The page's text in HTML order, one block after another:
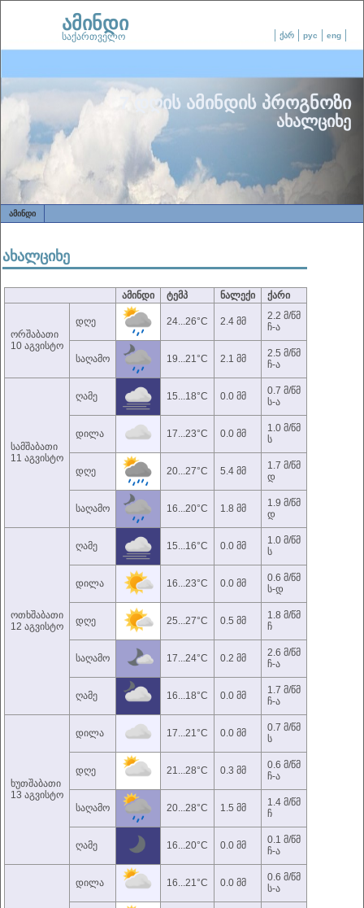
ქარ рус eng
ამინდი
საქართველო
7 დღის ამინდის პროგნოზი
ახალციხე
ᲐᲛᲘᲜᲓᲘ
ახალციხე
ამინდი ტემპ ნალექი ქარი
ორშაბათი
10 აგვისტო
დღე 24...26°C 2.4 მმ
2.2 მ/წმ
ჩ-ა
საღამო 19...21°C 2.1 მმ
2.5 მ/წმ
ჩ-ა
სამშაბათი
11 აგვისტო
ღამე 15...18°C 0.0 მმ
0.7 მ/წმ
ს-ა
დილა 17...23°C 0.0 მმ
1.0 მ/წმ
ს
დღე 20...27°C 5.4 მმ
1.7 მ/წმ
დ
საღამო 16...20°C 1.8 მმ
1.9 მ/წმ
დ
ოთხშაბათი
12 აგვისტო
ღამე 15...16°C 0.0 მმ
1.0 მ/წმ
ს
დილა 16...23°C 0.0 მმ
0.6 მ/წმ
ს-დ
დღე 25...27°C 0.5 მმ
1.8 მ/წმ
ჩ
საღამო 17...24°C 0.2 მმ
2.6 მ/წმ
ჩ-ა
ღამე 16...18°C 0.0 მმ
1.7 მ/წმ
ჩ-ა
ხუთშაბათი
13 აგვისტო
დილა 17...21°C 0.0 მმ
0.7 მ/წმ
ს
დღე 21...28°C 0.3 მმ
0.6 მ/წმ
ჩ-ა
საღამო 20...28°C 1.5 მმ
1.4 მ/წმ
ჩ
ღამე 16...20°C 0.0 მმ
0.1 მ/წმ
ჩ-ა
დილა 16...21°C 0.0 მმ
0.6 მ/წმ
ს-ა